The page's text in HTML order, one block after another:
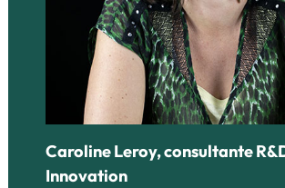
Caroline Leroy, consultante
Innovation